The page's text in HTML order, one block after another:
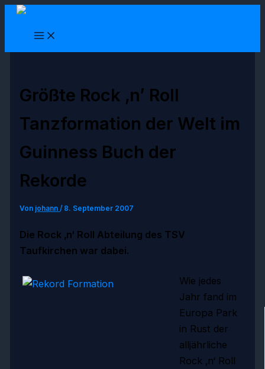
Zum
Größte Rock ‚n’ Roll
Tanzformation der Welt im
Guinness Buch der
Rekorde
Von johann/ 8. September 2007
Die Rock ‚n‘ Roll Abteilung des TSV
Taufkirchen war dabei.
Wie jedes
Jahr fand im
Europa Park
in Rust der
alljährliche
Rock ‚n‘ Roll